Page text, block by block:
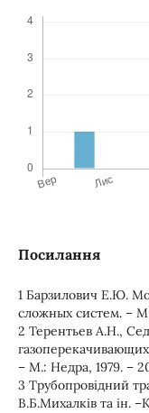
Посилання
1 Барзилович Е.Ю.
сложных систем. –
2 Терентьев А.Н.,
– М.: Недра, 1979. –
3 Трубопровідний
В.Б.Михалків та ін.